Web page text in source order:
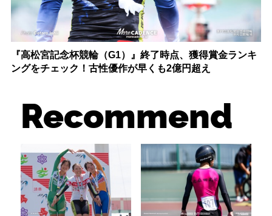
『高松宮記念杯競輪（G1）』終了時点、獲得賞金ランキ
ングをチェック！古性優作が早くも2億円超え
Recommend